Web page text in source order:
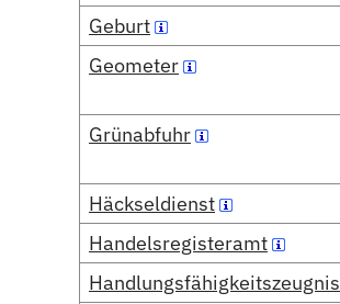
Geburt
Geometer
Grünabfuhr
Häckseldienst
Handelsregisteramt
Handlungsfähigkeitszeugnis